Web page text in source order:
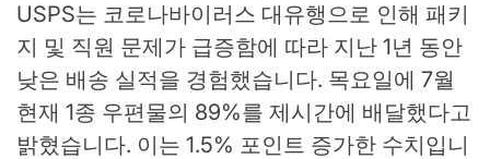
USPS는 코로나바이러스 대유행으로 인해 패키
지 및 직원 문제가 급증함에 따라 지난 1년 동안
낮은 배송 실적을 경험했습니다. 목요일에 7월
현재 1종 우편물의 89%를 제시간에 배달했다고
밝혔습니다. 이는 1.5% 포인트 증가한 수치입니